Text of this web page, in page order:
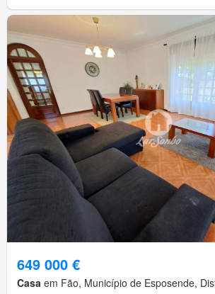
649 000 €
Casa em Fão, Município de Esposende,